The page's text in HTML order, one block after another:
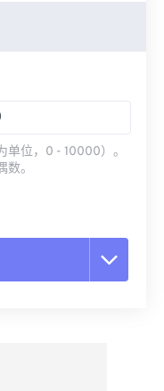
位，0 - 10000）。
。